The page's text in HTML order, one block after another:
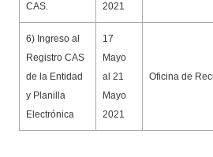
CAS.
2021
6) Ingreso al
Registro CAS
de la Entidad
y Planilla
Electrónica
17
Mayo
al 21
Mayo
2021
Oficina de